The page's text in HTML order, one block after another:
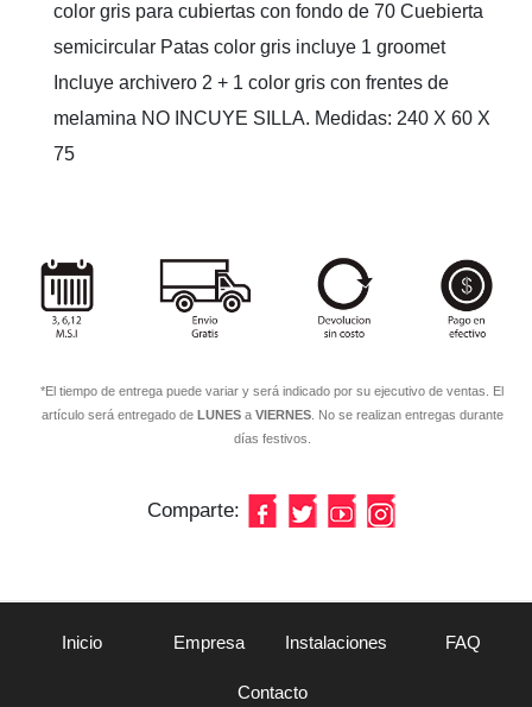
color gris para cubiertas con fondo de 70 Cuebierta
semicircular Patas color gris incluye 1 groomet
Incluye archivero 2 + 1 color gris con frentes de
melamina NO INCUYE SILLA. Medidas: 240 X 60 X
75
*El tiempo de entrega puede variar y será indicado por su ejecutivo de ventas. El
artículo será entregado de LUNESa VIERNES. No se realizan entregas durante
días festivos.
Comparte:
Inicio Empresa Instalaciones FAQ
Contacto